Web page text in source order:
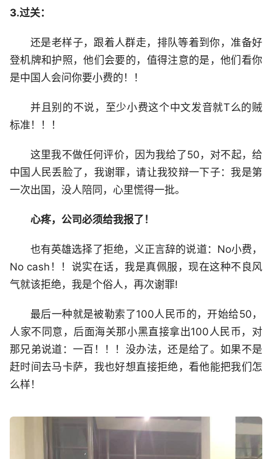
3.过关：
还是老样子，跟着人群走，排队等着到你，准备好
登机牌和护照，他们会要的，值得注意的是，他们看你
是中国人会问你要小费的！！
并且别的不说，至少小费这个中文发音就T么的贼
标准！！！
这里我不做任何评价，因为我给了50，对不起，给
中国人民丢脸了，我谢罪，请让我狡辩一下子：我是第
一次出国，没人陪同，心里慌得一批。
心疼，公司必须给我报了！
也有英雄选择了拒绝，义正言辞的说道：No小费，
No cash！！说实在话，我是真佩服，现在这种不良风
气就该拒绝，我是个俗人，再次谢罪!
最后一种就是被勒索了100人民币的，开始给50，
人家不同意，后面海关那小黑直接拿出100人民币，对
那兄弟说道：一百！！！没办法，还是给了。如果不是
赶时间去马卡萨，我也好想直接拒绝，看他能把我们怎
么样！